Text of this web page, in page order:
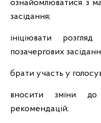
ознайомлюватися з
засідання;
ініціювати
позачергових
брати участь у
вносити зміни до
рекомендацій;